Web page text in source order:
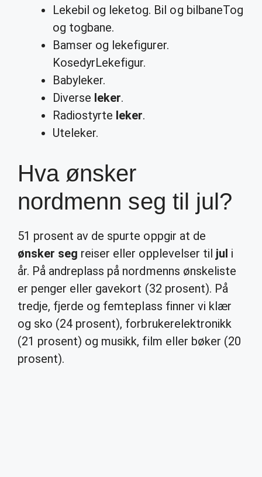
Lekebil og leketog. Bil og bilbaneTog
og togbane.
Bamser og lekefigurer.
KosedyrLekefigur.
Babyleker.
Diverse leker.
Radiostyrte leker.
Uteleker.
Hva ønsker
nordmenn seg til jul?
51 prosent av de spurte oppgir at de
ønsker seg reiser eller opplevelser til jul i
år. På andreplass på nordmenns ønskeliste
er penger eller gavekort (32 prosent). På
tredje, fjerde og femteplass finner vi klær
og sko (24 prosent), forbrukerelektronikk
(21 prosent) og musikk, film eller bøker (20
prosent).